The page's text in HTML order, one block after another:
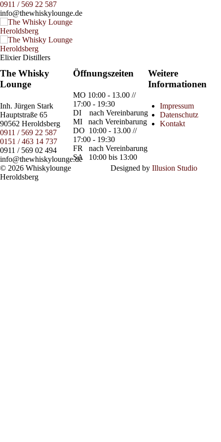
0911 / 569 22 587
info@thewhiskylounge.de
Elixier Distillers
The Whisky
Lounge
Inh. Jürgen Stark
Hauptstraße 65
90562 Heroldsberg
0911 / 569 22 587
0151 / 463 14 737
0911 / 569 02 494
info@thewhiskylounge.de
Öffnungszeiten
MO 10:00 - 13.00 //
17:00 - 19:30
DI
nach Vereinbarung
MI
nach Vereinbarung
DO 10:00 - 13.00 //
17:00 - 19:30
FR
nach Vereinbarung
SA
10:00 bis 13:00
Weitere
Informationen
Impressum
Datenschutz
Kontakt
© 2026 Whiskylounge
Heroldsberg
Designed by Illusion Studio